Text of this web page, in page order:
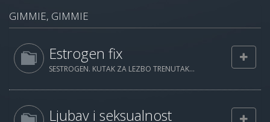
GIMMIE, GIMMIE
Estrogen fix
SESTROGEN. KUTAK ZA LEZBO TRENUTAK...
Ljubav i seksualnost